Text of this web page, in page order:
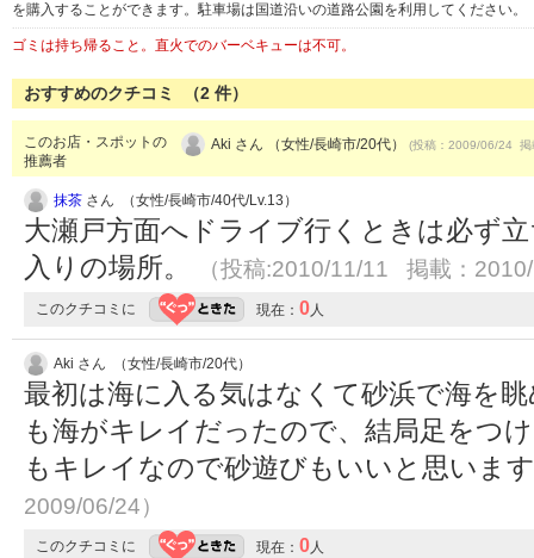
を購入することができます。駐車場は国道沿いの道路公園を利用してください。
ゴミは持ち帰ること。直火でのバーベキューは不可。
おすすめのクチコミ （2 件）
このお店・スポットの
推薦者
Aki さん （女性/長崎市/20代） (投稿：2009/06/24
抹茶 さん （女性/長崎市/40代/Lv.13）
大瀬戸方面へドライブ行くときは必ず
入りの場所。
（投稿:2010/11/11 掲載：
このクチコミに 現在： 0人
Aki さん （女性/長崎市/20代）
最初は海に入る気はなくて砂浜で海を
も海がキレイだったので、結局足をつ
もキレイなので砂遊びもいいと思いま
2009/06/24）
このクチコミに 現在： 0人